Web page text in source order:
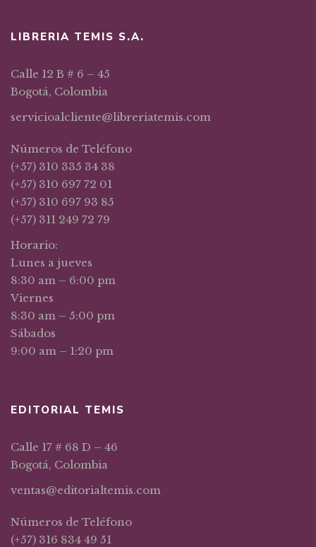
LIBRERIA TEMIS S.A.
Calle 12 B # 6 – 45
Bogotá, Colombia
servicioalcliente@libreriatemis.com
Números de Teléfono
(+57) 310 335 34 38
(+57) 310 697 72 01
(+57) 310 697 93 85
(+57) 311 249 72 79
Horario:
Lunes a jueves
8:30 am – 6:00 pm
Viernes
8:30 am – 5:00 pm
Sábados
9:00 am – 1:20 pm
EDITORIAL TEMIS
Calle 17 # 68 D – 46
Bogotá, Colombia
ventas@editorialtemis.com
Números de Teléfono
(+57) 316 834 49 51